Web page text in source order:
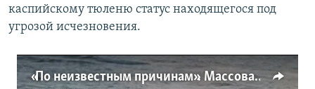
каспийскому тюленю статус находящегося под
угрозой исчезновения.
«По неизвестным причинам». Массовая гибель каспийских тюленей